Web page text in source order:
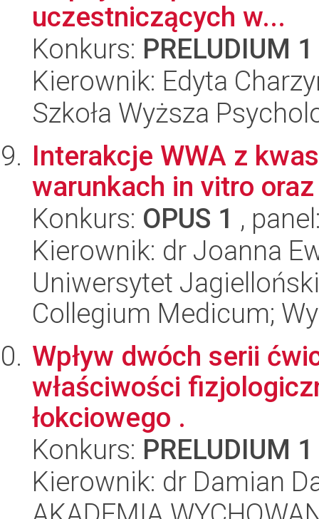
uczestniczących w...
Konkurs: PRELUDIUM 1
Kierownik: Edyta
Szkoła Wyższa
Interakcje WWA z
warunkach in vitro
Konkurs: OPUS 1 ,
Kierownik: dr Joanna
Uniwersytet
Collegium Medicum;
Wpływ dwóch serii
właściwości
łokciowego .
Konkurs: PRELUDIUM 1
Kierownik: dr Damian